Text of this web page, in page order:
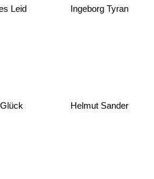
Leid Ingeborg Tyran
Helmut Sander